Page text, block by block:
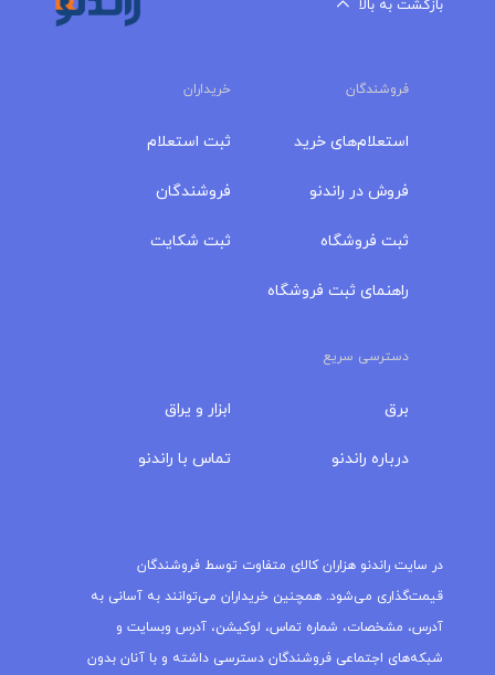
بازگشت به بالا
فروشندگان خریداران
استعلام‌های خرید
فروش در راندنو
ثبت فروشگاه
راهنمای ثبت فروشگاه
ثبت استعلام
فروشندگان
ثبت شکایت
دسترسی سریع
برق
درباره‌ راندنو
ابزار و یراق
تماس با راندنو
در سایت راندنو هزاران کالای متفاوت توسط فروشندگان
قیمت‌گذاری می‌شود. همچنین خریداران می‌توانند به آسانی به
آدرس، مشخصات، شماره تماس، لوکیشن، آدرس وبسایت و
شبکه‌های اجتماعی فروشندگان دسترسی داشته و با آنان بدون